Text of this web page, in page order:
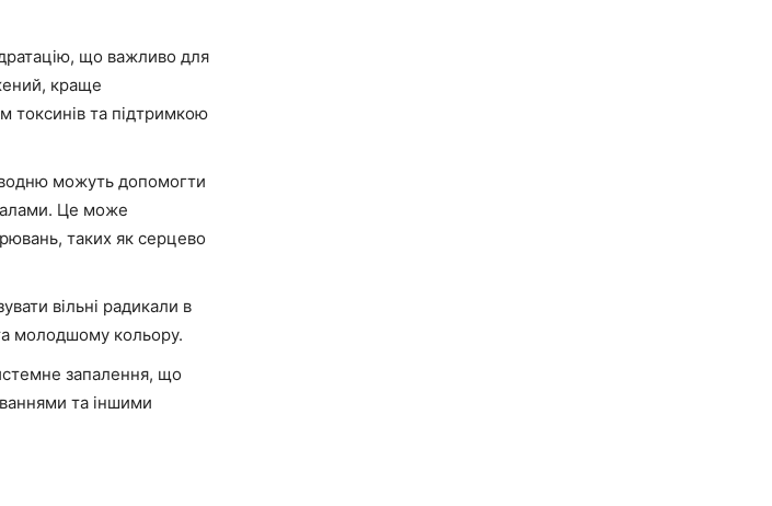
що важливо для
краще
токсинів та підтримкою
водню можуть допомогти
Це може
таких як серцево
вільні радикали в
молодшому кольору.
запалення, що
та іншими